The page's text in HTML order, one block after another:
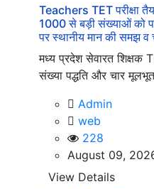
Teachers TET परीक्षा
1000 से बड़ी संख्याओं को
पर स्थानीय मान की समझ व
मध्य प्रदेश सेवारत शिक्षक
संख्या पद्धति और चार
Admin
web
228
August 09,
View Details